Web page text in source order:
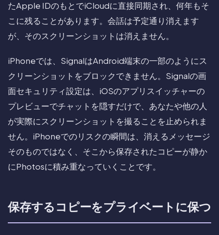
たApple IDのもとでiCloudに直接同期され、何年もそ
こに残ることがあります。会話は予定通り消えます
が、そのスクリーンショットは消えません。
iPhoneでは、SignalはAndroid端末の一部のようにス
クリーンショットをブロックできません。Signalの画
面セキュリティ設定は、iOSのアプリスイッチャーの
プレビューでチャットを隠すだけで、あなたや他の人
が実際にスクリーンショットを撮ることを止められま
せん。iPhoneでのリスクの瞬間は、消えるメッセージ
そのものではなく、そこから保存されたコピーが静か
にPhotosに積み重なっていくことです。
保存するコピーをプライベートに保つ